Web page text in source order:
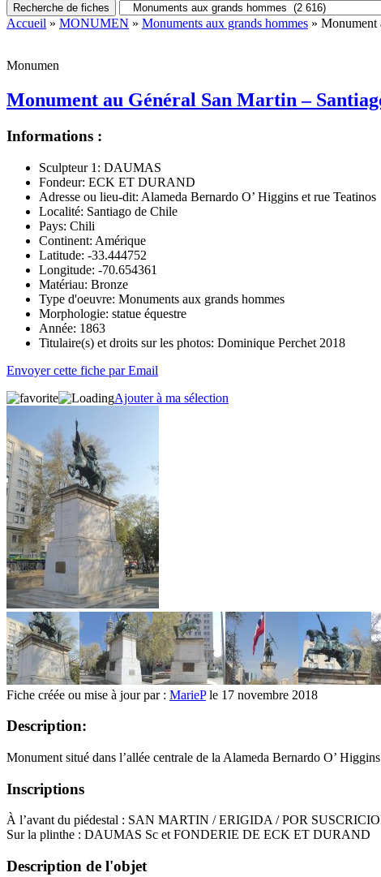
Recherche de fiches
Accueil » MONUMEN » Monuments aux grands hommes » Monument
Monumen
Monument au Général San Martin –
Informations :
Sculpteur 1: DAUMAS
Fondeur: ECK ET DURAND
Adresse ou lieu-dit: Alameda Bernardo O’ Higgins et rue Teatinos
Localité: Santiago de Chile
Pays: Chili
Continent: Amérique
Latitude: -33.444752
Longitude: -70.654361
Matériau: Bronze
Type d'oeuvre: Monuments aux grands hommes
Morphologie: statue équestre
Année: 1863
Titulaire(s) et droits sur les photos: Dominique Perchet 2018
Envoyer cette fiche par Email
Ajouter à ma sélection
Fiche créée ou mise à jour par : MariePle 17 novembre 2018
Description:
Monument situé dans l’allée centrale de la Alameda Bernardo O’
Inscriptions
À l’avant du piédestal : SAN MARTIN / ERIGIDA / POR
Sur la plinthe : DAUMAS Sc et FONDERIE DE ECK ET DURAND
Description de l'objet